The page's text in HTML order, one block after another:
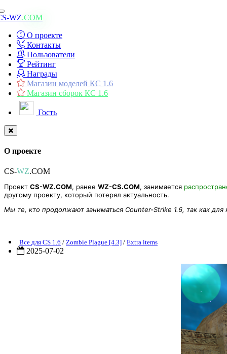
Toggle
navigation
WZ.COM
О проекте
Контакты
Пользователи
Рейтинг
Награды
Магазин моделей КС 1.6
Магазин сборок КС 1.6
Гость
О проекте
CS-WZ.COM
Проект CS-WZ.COM, ранее WZ-CS.COM, занимается
другому проекту, который потерял актуальность.
Мы те, кто продолжают заниматься Counter-Strike 1.6, так как для
Все для CS 1.6 / Zombie Plague [4.3] / Extra items
2025-07-02